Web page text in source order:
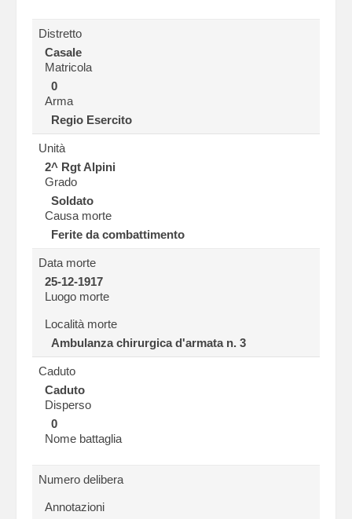
Distretto
Casale
Matricola
0
Arma
Regio Esercito
Unità
2^ Rgt Alpini
Grado
Soldato
Causa morte
Ferite da combattimento
Data morte
25-12-1917
Luogo morte
Località morte
Ambulanza chirurgica d'armata n. 3
Caduto
Caduto
Disperso
0
Nome battaglia
Numero delibera
Annotazioni